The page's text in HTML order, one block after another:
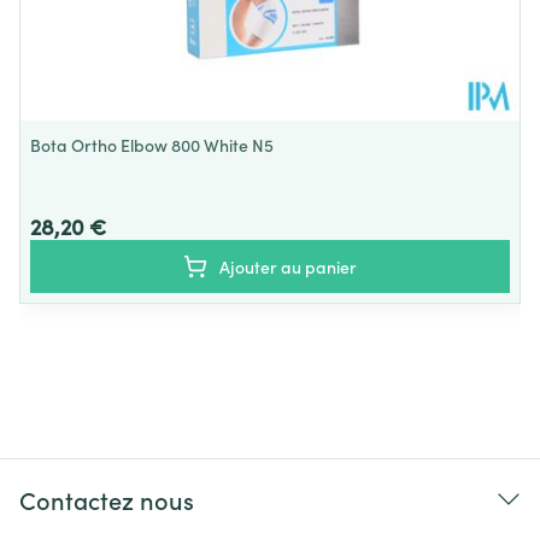
Bota Ortho Elbow 800 White N5
28,20 €
Ajouter au panier
Contactez nous